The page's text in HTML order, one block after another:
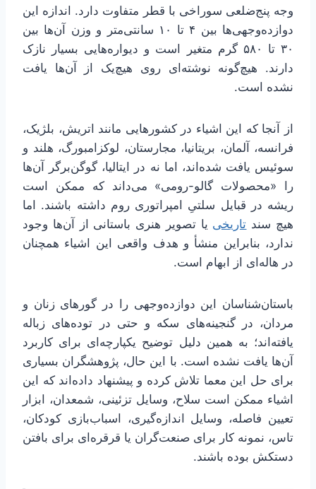
وجه پنج‌ضلعی سوراخی با قطر متفاوت دارد. اندازه این
دوازده‌وجهی‌ها بین ۴ تا ۱۰ سانتی‌متر و وزن آن‌ها بین
۳۰ تا ۵۸۰ گرم متغیر است و دیواره‌هایی بسیار نازک
دارند. هیچ‌گونه نوشته‌ای روی هیچ‌یک از آن‌ها یافت
نشده است.
از آنجا که این اشیاء در کشورهایی مانند اتریش، بلژیک،
فرانسه، آلمان، بریتانیا، مجارستان، لوکزامبورگ، هلند و
سوئیس یافت شده‌اند، اما نه در ایتالیا، گوگن‌برگر آن‌ها
را «محصولات گالو-رومی» می‌داند که ممکن است
ریشه در قبایل سلتیِ امپراتوری روم داشته باشند. اما
هیچ سند تاریخی یا تصویر هنری باستانی از آن‌ها وجود
ندارد، بنابراین منشأ و هدف واقعی این اشیاء همچنان
در هاله‌ای از ابهام است.
باستان‌شناسان این دوازده‌وجهی را در گورهای زنان و
مردان، در گنجینه‌های سکه و حتی در توده‌های زباله
یافته‌اند؛ به همین دلیل توضیح یکپارچه‌ای برای کاربرد
آن‌ها یافت نشده است. با این حال، پژوهشگران بسیاری
برای حل این معما تلاش کرده و پیشنهاد داده‌اند که این
اشیاء ممکن است سلاح، وسایل تزئینی، شمعدان، ابزار
تعیین فاصله، وسایل اندازه‌گیری، اسباب‌بازی کودکان،
تاس، نمونه کار برای صنعت‌گران یا قرقره‌ای برای بافتن
دستکش بوده باشند.